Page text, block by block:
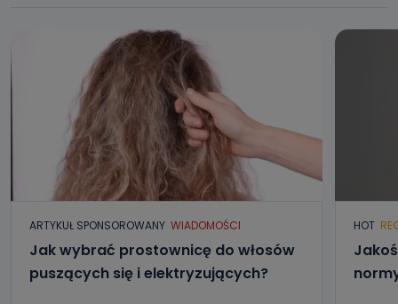
ARTYKUŁ SPONSOROWANY WIADOMOŚCI
Jak wybrać prostownicę do włosów
puszących się i elektryzujących?
HOT